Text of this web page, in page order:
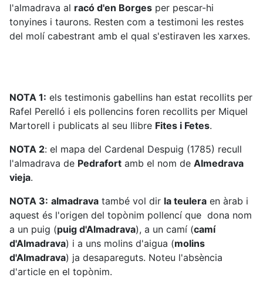
l'almadrava al racó d'en Borges per pescar-hi
tonyines i taurons. Resten com a testimoni les restes
del molí cabestrant amb el qual s'estiraven les xarxes.
NOTA 1: els testimonis gabellins han estat recollits per
Rafel Perelló i els pollencins foren recollits per Miquel
Martorell i publicats al seu llibre Fites i Fetes.
NOTA 2: el mapa del Cardenal Despuig (1785) recull
l'almadrava de Pedrafort amb el nom de Almedrava
vieja.
NOTA 3: almadrava també vol dir la teulera en àrab i
aquest és l'origen del topònim pollencí que dona nom
a un puig (puig d'Almadrava), a un camí (camí
d'Almadrava) i a uns molins d'aigua (molins
d'Almadrava) ja desapareguts. Noteu l'absència
d'article en el topònim.